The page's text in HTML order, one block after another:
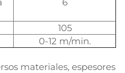
105
0-12 m/min.
materiales, espesores